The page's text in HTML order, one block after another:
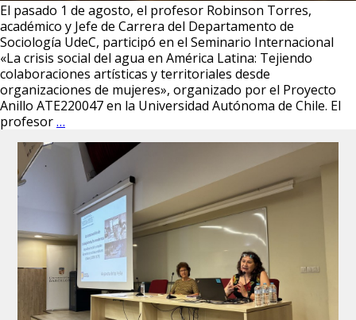
El pasado 1 de agosto, el profesor Robinson Torres,
académico y Jefe de Carrera del Departamento de
Sociología UdeC, participó en el Seminario Internacional
«La crisis social del agua en América Latina: Tejiendo
colaboraciones artísticas y territoriales desde
organizaciones de mujeres», organizado por el Proyecto
Anillo ATE220047 en la Universidad Autónoma de Chile. El
profesor…
Torres
participa
seminario
internacional
sobre
crisis
hídrica
en
América
Latina